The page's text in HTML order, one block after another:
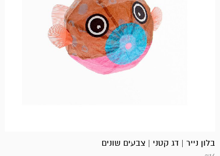
בלון נייר | דג קטני | צבעים שונים